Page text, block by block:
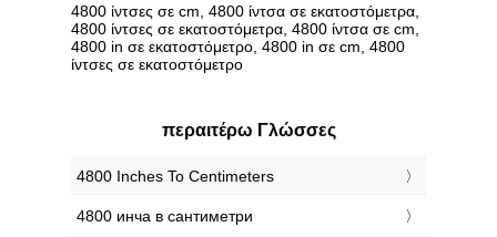
4800 ίντσες σε cm, 4800 ίντσα σε εκατοστόμετρα,
4800 ίντσες σε εκατοστόμετρα, 4800 ίντσα σε cm,
4800 in σε εκατοστόμετρο, 4800 in σε cm, 4800
ίντσες σε εκατοστόμετρο
περαιτέρω Γλώσσες
‎4800 Inches To Centimeters
‎4800 инча в сантиметри